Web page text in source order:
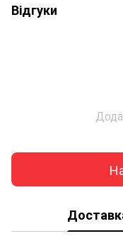
Відгуки